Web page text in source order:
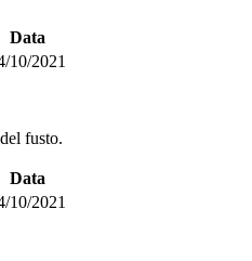
Data
10/2021
fusto.
Data
10/2021